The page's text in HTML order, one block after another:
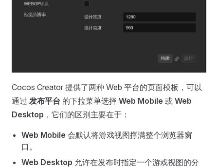
Cocos Creator 提供了两种 Web 平台的页面模板，可以
通过 发布平台 的下拉菜单选择 Web Mobile 或 Web
Desktop ，它们的区别主要在于：
Web Mobile 会默认将游戏视图撑满整个浏览器窗
口。
Web Desktop 允许在发布时指定一个游戏视图的分